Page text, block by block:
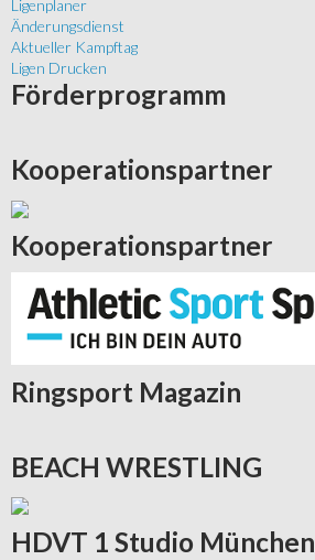
Ligenplaner
Änderungsdienst
Aktueller Kampftag
Ligen Drucken
Förderprogramm
Kooperationspartner
Kooperationspartner
Ringsport Magazin
BEACH WRESTLING
HDVT 1 Studio München